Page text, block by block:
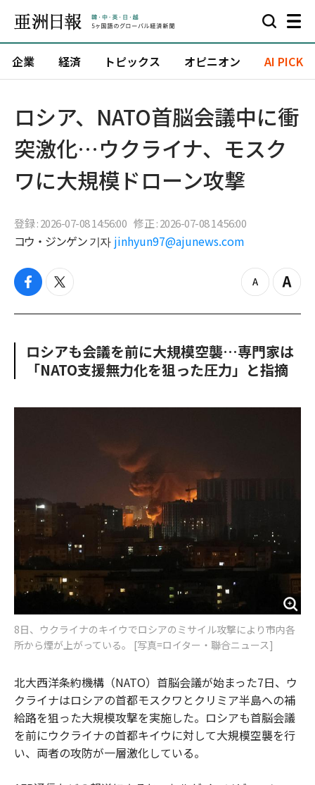
企業 経済 トピックス オピニオン AI PICK
ロシア、NATO首脳会議中に衝
突激化…ウクライナ、モスク
ワに大規模ドローン攻撃
登録 : 2026-07-08 14:56:00 修正 : 2026-07-08 14:56:00
コウ・ジンゲン 기자 jinhyun97@ajunews.com
f
c
o
t
i
e
r
z
o
u
t
Z
o
n
ロシアも会議を前に大規模空襲…専門家は
「NATO支援無力化を狙った圧力」と指摘
8日、ウクライナのキイウでロシアのミサイル攻撃により市内各
所から煙が上がっている。 [写真=ロイター・聯合ニュース]
北大西洋条約機構（NATO）首脳会議が始まった7日、ウ
クライナはロシアの首都モスクワとクリミア半島への補
給路を狙った大規模攻撃を実施した。ロシアも首脳会議
を前にウクライナの首都キイウに対して大規模空襲を行
い、両者の攻防が一層激化している。